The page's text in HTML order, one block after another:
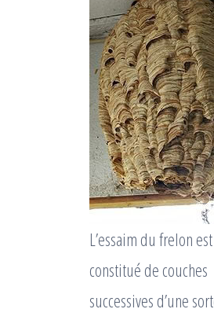
L’essaim du frelon est
constitué de couches
successives d’une